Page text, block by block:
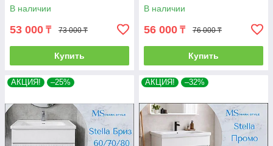
В наличии
53 000 ₸ 73 000 ₸
Купить
В наличии
56 000 ₸ 76 000 ₸
Купить
АКЦИЯ! –25% АКЦИЯ! –32%